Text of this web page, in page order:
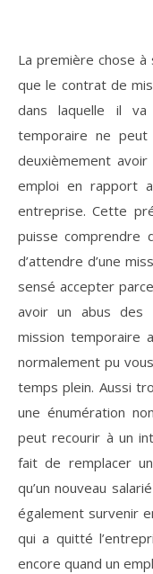
La première chose à
que le contrat de
dans laquelle il
temporaire ne
deuxièmement avoir
emploi en rapport
entreprise. Cette
puisse comprendre
d’attendre d’une
sensé accepter
avoir un abus des
mission temporaire
normalement pu
temps plein. Aussi
une énumération
peut recourir à un
fait de remplacer
qu’un nouveau
également survenir
qui a quitté
encore quand un